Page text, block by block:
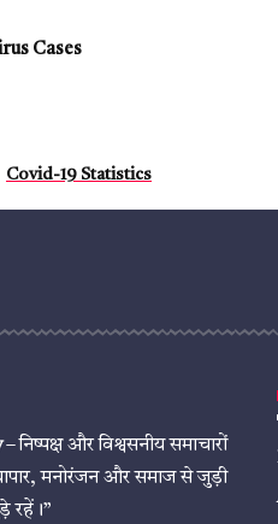
Cases
Covid-19 Statistics
– निष्पक्ष और विश्वसनीय समाचारों
मनोरंजन और समाज से जुड़ी
रहें।”